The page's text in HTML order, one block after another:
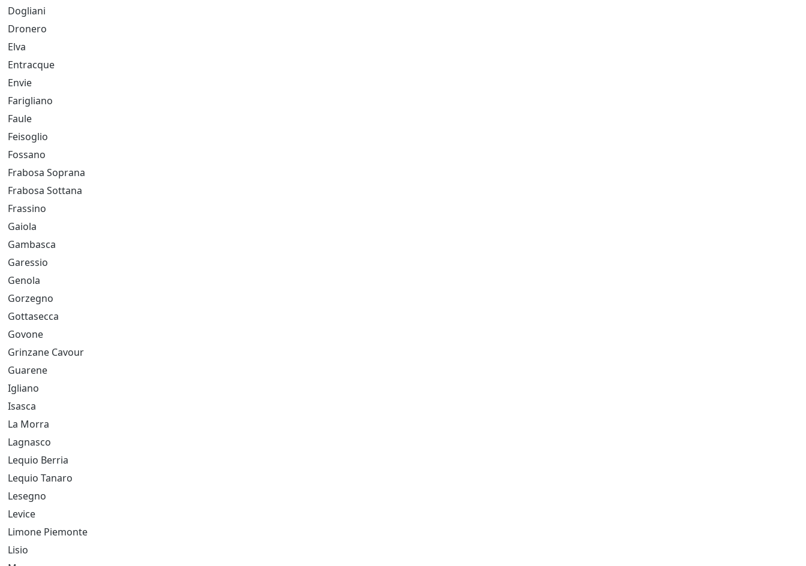
Dogliani
Dronero
Elva
Entracque
Envie
Farigliano
Faule
Feisoglio
Fossano
Frabosa Soprana
Frabosa Sottana
Frassino
Gaiola
Gambasca
Garessio
Genola
Gorzegno
Gottasecca
Govone
Grinzane Cavour
Guarene
Igliano
Isasca
La Morra
Lagnasco
Lequio Berria
Lequio Tanaro
Lesegno
Levice
Limone Piemonte
Lisio